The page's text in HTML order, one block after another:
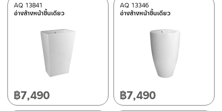
อ่างล้างหน้าชิ้นเดียว
AQ 13841
฿7,490
อ่างล้างหน้าชิ้นเดียว
AQ 13346
฿7,490